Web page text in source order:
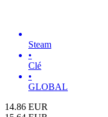
Steam
•
Clé
•
GLOBAL
14.86 EUR